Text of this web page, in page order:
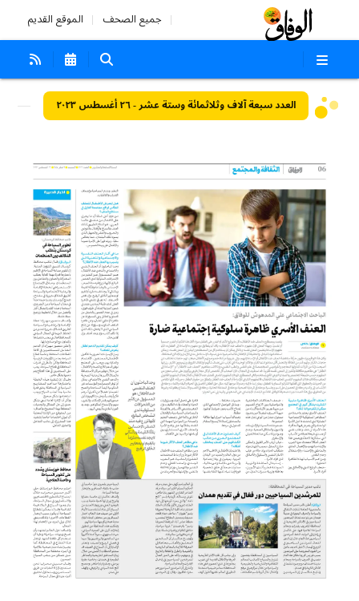
جميع الصحف الموقع القديم
العدد سبعة آلاف وثلاثمائة وستة عشر - ٢٦ أغسطس ٢٠٢٣